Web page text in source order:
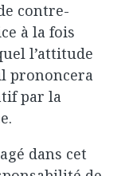
contre-
à la fois
l’attitude
prononcera
par la
dans cet